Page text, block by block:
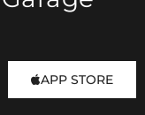
APP STORE